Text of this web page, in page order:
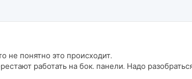
не понятно это происходит.
работать на бок. панели. Надо